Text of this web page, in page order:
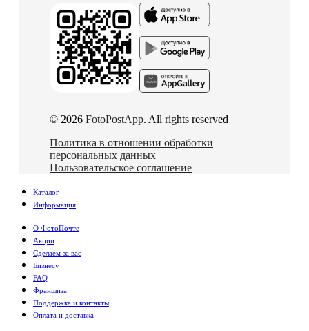
© 2026 FotoPostApp. All rights reserved
Политика в отношении обработки
персональных данных
Пользовательское соглашение
Каталог
Информация
О ФотоПочте
Акции
Сделаем за вас
Бизнесу
FAQ
Франшиза
Поддержка и контакты
Оплата и доставка